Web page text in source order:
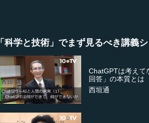
「科学と技術」でまず見るべき講義
ChatGPTは考え
回答」の本質とは
西垣通